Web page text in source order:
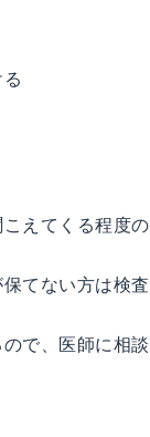
えてくる程度の
てない方は検査
で、医師に相談